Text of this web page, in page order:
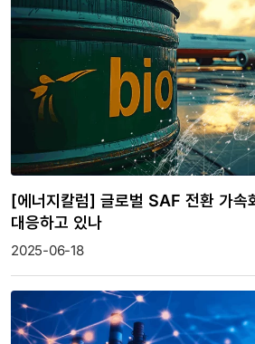
[에너지칼럼] 글로벌 SAF 전환 가속
대응하고 있나
2025-06-18